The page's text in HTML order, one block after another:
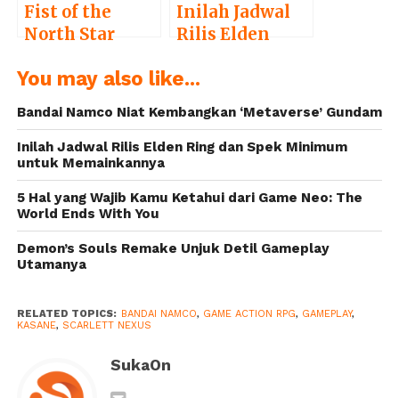
Fist of the
North Star
Dapatkan
Mobile
Inilah Jadwal
Rilis Elden
Minimum
Memainkannya
You may also like...
Bandai Namco Niat Kembangkan ‘Metaverse’ Gundam
Inilah Jadwal Rilis Elden Ring dan Spek Minimum
untuk Memainkannya
5 Hal yang Wajib Kamu Ketahui dari Game Neo: The
World Ends With You
Demon’s Souls Remake Unjuk Detil Gameplay
Utamanya
RELATED TOPICS: BANDAI NAMCO, GAME ACTION RPG, GAMEPLAY,
KASANE, SCARLETT NEXUS
SukaOn